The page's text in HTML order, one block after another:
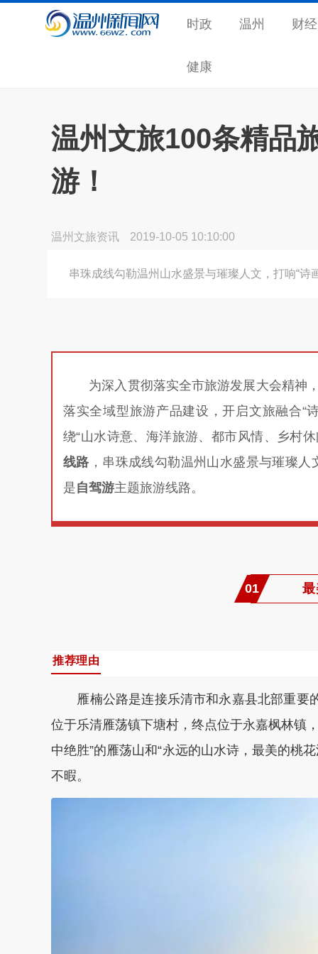
时政 温州 财经
健康
温州文旅100条精品
游！
温州文旅资讯 2019-10-05 10:10:00
串珠成线勾勒温州山水盛景与璀璨人文，打响“诗
为深入贯彻落实全市旅游发展大会精神
落实全域型旅游产品建设，开启文旅融合“
绕“山水诗意、海洋旅游、都市风情、乡村
线路 ，串珠成线勾勒温州山水盛景与璀璨人
是自驾游主题旅游线路。
01
推荐理由
雁楠公路是连接乐清市和永嘉县北部重要的
位于乐清雁荡镇下塘村，终点位于永嘉枫林镇
中绝胜”的雁荡山和“永远的山水诗，最美的桃
不暇。